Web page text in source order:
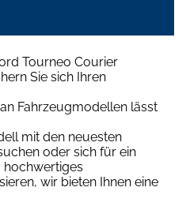
Tourneo Courier
Sie sich Ihren
Fahrzeugmodellen lässt
mit den neuesten
oder sich für ein
hochwertiges
wir bieten Ihnen eine